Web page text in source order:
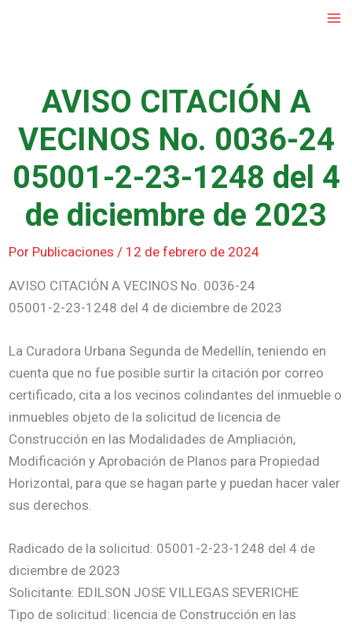
AVISO CITACIÓN A
VECINOS No. 0036-24
05001-2-23-1248 del 4
de diciembre de 2023
Por Publicaciones / 12 de febrero de 2024
AVISO CITACIÓN A VECINOS No. 0036-24
05001-2-23-1248 del 4 de diciembre de 2023
La Curadora Urbana Segunda de Medellín, teniendo en
cuenta que no fue posible surtir la citación por correo
certificado, cita a los vecinos colindantes del inmueble o
inmuebles objeto de la solicitud de licencia de
Construcción en las Modalidades de Ampliación,
Modificación y Aprobación de Planos para Propiedad
Horizontal, para que se hagan parte y puedan hacer valer
sus derechos.
Radicado de la solicitud: 05001-2-23-1248 del 4 de
diciembre de 2023
Solicitante: EDILSON JOSE VILLEGAS SEVERICHE
Tipo de solicitud: licencia de Construcción en las